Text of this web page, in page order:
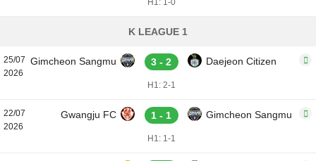
H1: 1-0
K LEAGUE 1
25/07
2026
Gimcheon Sangmu 3 - 2 Daejeon Citizen
H1: 2-1
22/07
2026
Gwangju FC 1 - 1 Gimcheon Sangmu
H1: 1-1